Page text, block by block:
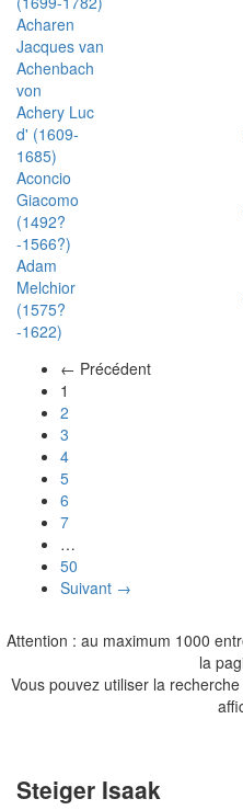
Acharen
Jacques van
Achenbach
von
Achery Luc
d' (1609-
1685)
Aconcio
Giacomo
(1492?
-1566?)
Adam
Melchior
(1575?
-1622)
← Précédent
1
2
3
4
5
6
7
…
50
Suivant →
Attention : au maximum 1000
la
Vous pouvez utiliser la
Steiger Isaak